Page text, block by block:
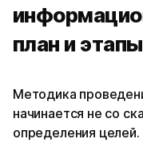
план и этапы
Методика
начинается не со
определения